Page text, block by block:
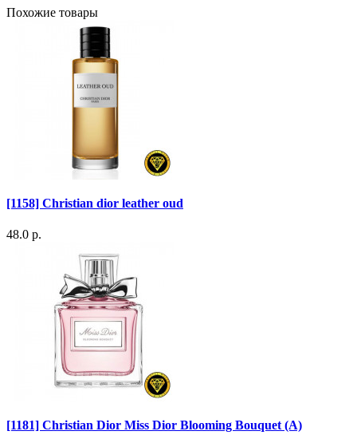
Похожие товары
[1158] Christian dior leather oud
48.0 р.
[1181] Christian Dior Miss Dior Blooming Bouquet (A)